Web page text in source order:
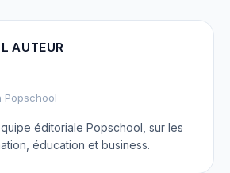
AUTEUR
Popschool
éditoriale Popschool, sur les
éducation et business.